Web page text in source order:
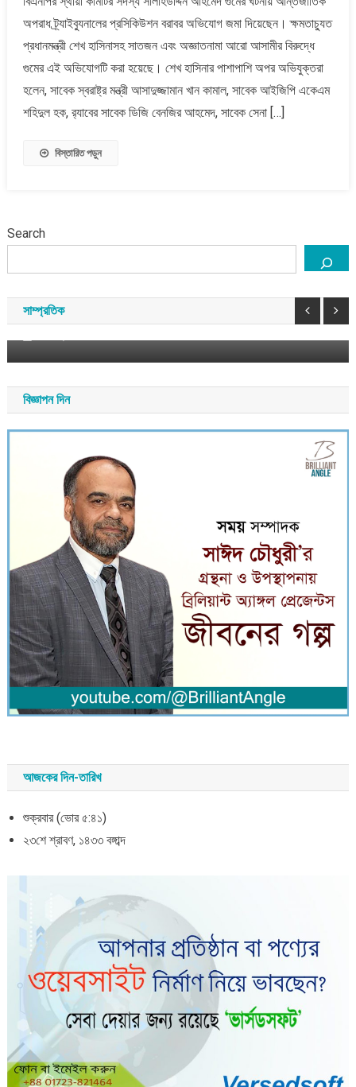
ঘটনায়
হাসিনার
বিরুদ্ধে
জমা
দিলেন
সালাহউদ্দিন
অপরাধ ট্র্যাইব্যুনালের প্রসিকিউশন বরাবর অভিযোগ জমা দিয়েছেন। ক্ষমতাচ্যুত
প্রধানমন্ত্রী শেখ হাসিনাসহ সাতজন এবং অজ্ঞাতনামা আরো আসামীর বিরুদ্ধে
গুমের এই অভিযোগটি করা হয়েছে। শেখ হাসিনার পাশাপাশি অপর অভিযুক্তরা
হলেন, সাবেক স্বরাষ্ট্র মন্ত্রী আসাদুজ্জামান খান কামাল, সাবেক আইজিপি একেএম
শহিদুল হক, র‌্যাবের সাবেক ডিজি বেনজির আহমেদ, সাবেক সেনা […]
বিস্তারিত পড়ুন
Search
সাম্প্রতিক
শেখ হাসিনাকে নিয়ে কি দিল্লির অস্বস্তি বেড়েছে?
বিজ্ঞাপন দিন
আজকের দিন-তারিখ
শুক্রবার (ভোর ৫:৪১)
২৩শে শ্রাবণ, ১৪৩৩ বঙ্গাব্দ